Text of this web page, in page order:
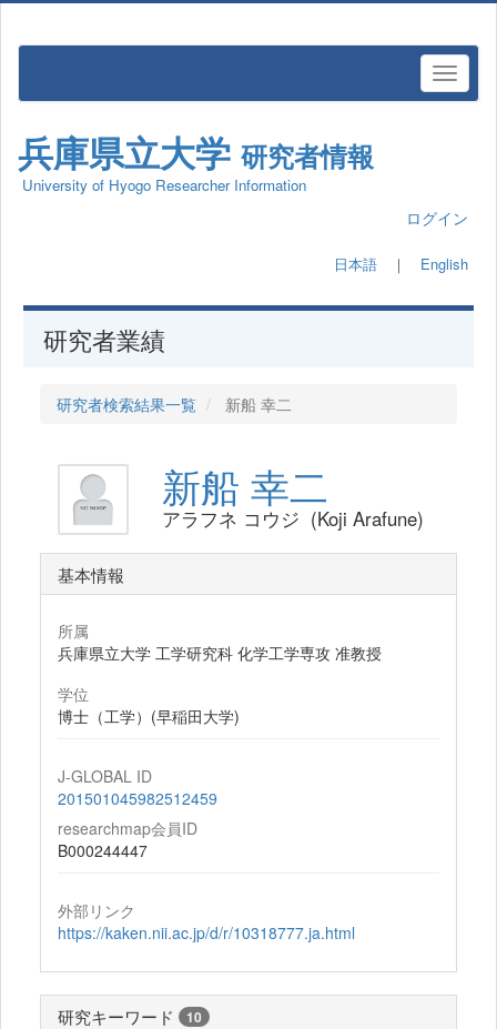
兵庫県立大学 研究者情報
University of Hyogo Researcher Information
ログイン
日本語 ｜ English
研究者業績
研究者検索結果一覧 新船 幸二
新船 幸二
アラフネ コウジ (Koji Arafune)
基本情報
所属
兵庫県立大学 工学研究科 化学工学専攻 准教授
学位
博士（工学）(早稲田大学)
J-GLOBAL ID
201501045982512459
researchmap会員ID
B000244447
外部リンク
https://kaken.nii.ac.jp/d/r/10318777.ja.html
研究キーワード 10